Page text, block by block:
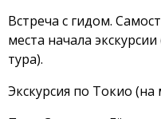
Встреча с гидом.
места начала
тура).
Экскурсия по Токио